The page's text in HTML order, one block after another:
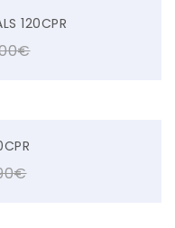
120CPR
€
€